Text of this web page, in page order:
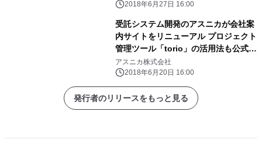
2018年6月27日 16:00
受託システム開発のアスニカが会社案
内サイトをリニューアル プロジェクト
管理ツール「torio」の活用法も公式ブ
ログで紹介
アスニカ株式会社
2018年6月20日 16:00
発行者のリリースをもっと見る